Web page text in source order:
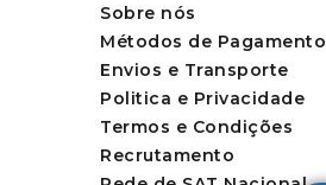
Sobre nós
Métodos de Pagamento
Envios e Transporte
Politica e Privacidade
Termos e Condições
Recrutamento